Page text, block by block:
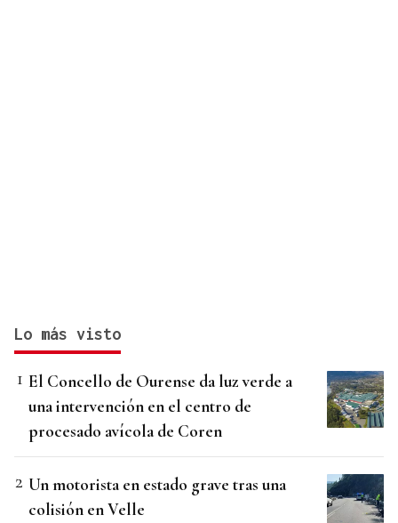
Lo más visto
El Concello de Ourense da luz verde a
una intervención en el centro de
procesado avícola de Coren
Un motorista en estado grave tras una
colisión en Velle